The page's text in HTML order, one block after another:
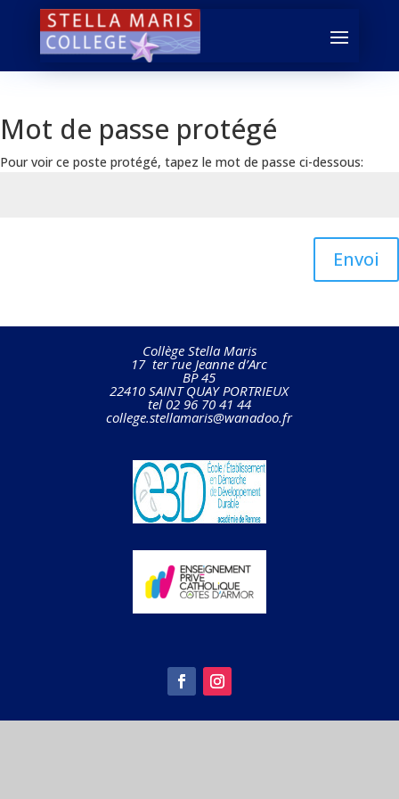
Mot de passe protégé
Pour voir ce poste protégé, tapez le mot de passe ci-dessous:
Envoi
Collège Stella Maris
17 ter rue Jeanne d’Arc
BP 45
22410 SAINT QUAY PORTRIEUX
tel 02 96 70 41 44
college.stellamaris@wanadoo.fr